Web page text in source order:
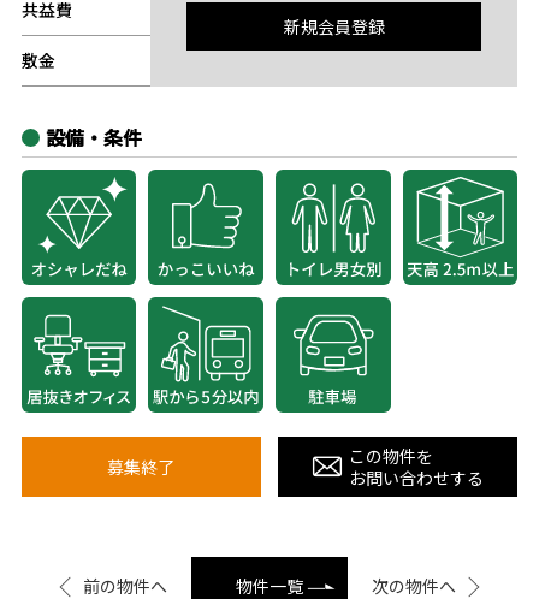
共益費
敷金
新規会員登録
設備・条件
募集終了
この物件を
お問い合わせする
前の物件へ 物件一覧 次の物件へ